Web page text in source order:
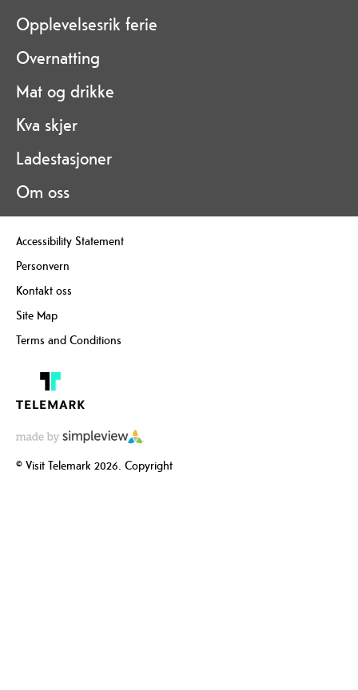
Opplevelsesrik ferie
Overnatting
Mat og drikke
Kva skjer
Ladestasjoner
Om oss
Accessibility Statement
Personvern
Kontakt oss
Site Map
Terms and Conditions
© Visit Telemark 2026. Copyright